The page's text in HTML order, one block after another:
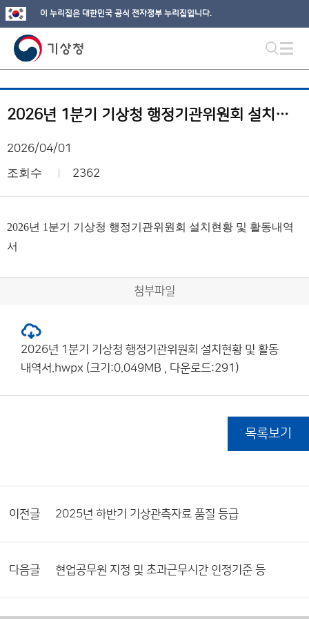
이 누리집은 대한민국 공식 전자정부 누리집입니다.
2026년 1분기 기상청 행정기관위원회 설치현황 및 활동내역서
2026/04/01
조회수 2362
2026년 1분기 기상청 행정기관위원회 설치현황 및 활동내역
서
첨부파일
2026년 1분기 기상청 행정기관위원회 설치현황 및 활동
내역서.hwpx (크기:0.049MB , 다운로드:291)
목록보기
이전글 2025년 하반기 기상관측자료 품질 등급
다음글 현업공무원 지정 및 초과근무시간 인정기준 등